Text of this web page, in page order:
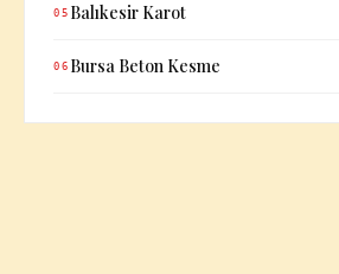
05 Balıkesir Karot
06 Bursa Beton Kesme